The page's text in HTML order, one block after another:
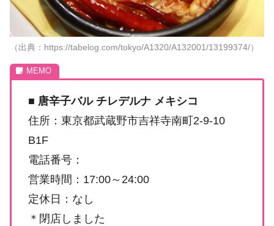
（出典：https://tabelog.com/tokyo/A1320/A132001/13199374/）
■ 唐辛子バル チレデルナ メキシコ
住所：東京都武蔵野市吉祥寺南町2-9-10
B1F
電話番号：
営業時間：17:00～24:00
定休日：なし
＊閉店しました